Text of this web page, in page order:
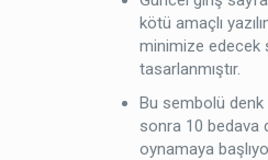
kötü amaçlı
minimize edecek
tasarlanmıştır.
Bu sembolü
sonra 10 bedava
oynamaya